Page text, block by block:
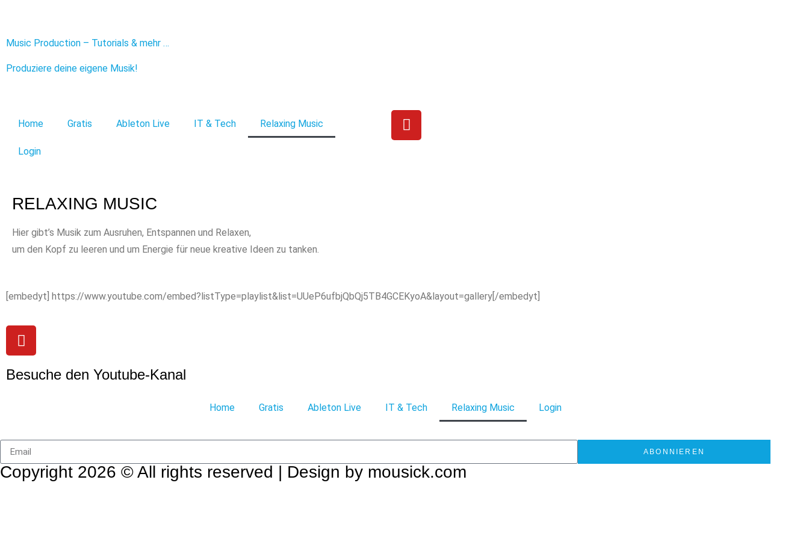
Music Production – Tutorials & mehr …
Produziere deine eigene Musik!
Home Gratis Ableton Live IT & Tech Relaxing Music
Login
RELAXING MUSIC
Hier gibt’s Musik zum Ausruhen, Entspannen und Relaxen,
um den Kopf zu leeren und um Energie für neue kreative Ideen zu tanken.
[embedyt] https://www.youtube.com/embed?listType=playlist&list=UUeP6ufbjQbQj5TB4GCEKyoA&layout=gallery[/embedyt]
Besuche den Youtube-Kanal
Home Gratis Ableton Live IT & Tech Relaxing Music Login
ABONNIEREN
Copyright 2026 © All rights reserved | Design by mousick.com